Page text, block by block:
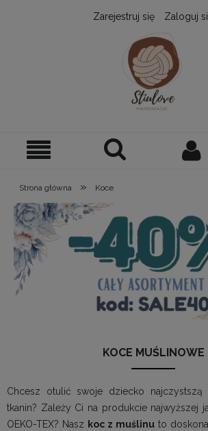
Zarejestruj się Zaloguj
Strona główna » Koce
KOCE MUŚLINOWE
Chcesz otulić swoje dziecko najczystszą
tkanin? Zależy Ci na produkcie najwyższej
OEKO-TEX? Nasz koc z muślinu to